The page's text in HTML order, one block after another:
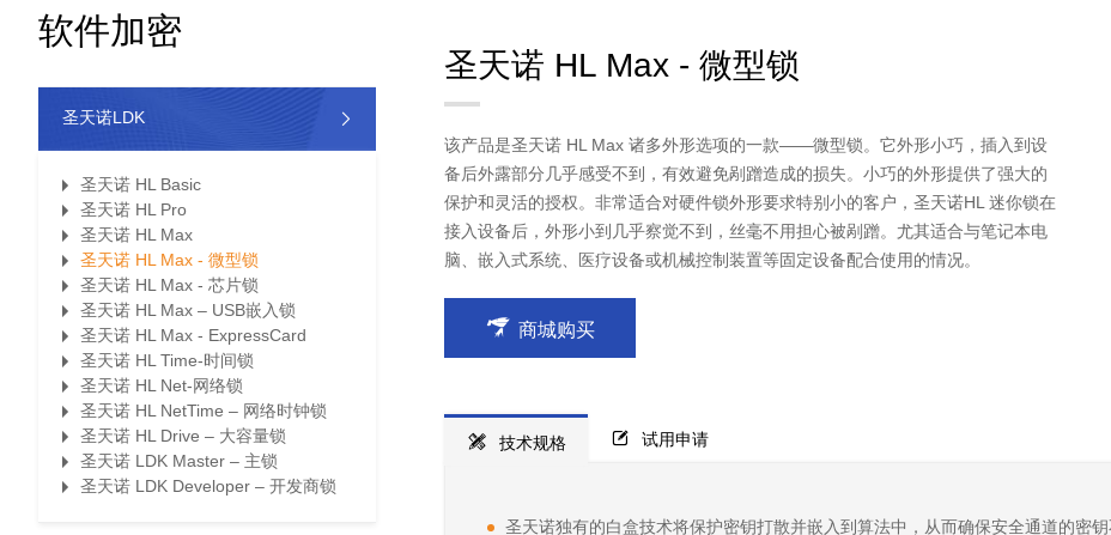
软件加密
圣天诺LDK
圣天诺 HL Basic
圣天诺 HL Pro
圣天诺 HL Max
圣天诺 HL Max - 微型锁
圣天诺 HL Max - 芯片锁
圣天诺 HL Max – USB嵌入锁
圣天诺 HL Max - ExpressCard
圣天诺 HL Time-时间锁
圣天诺 HL Net-网络锁
圣天诺 HL NetTime – 网络时钟锁
圣天诺 HL Drive – 大容量锁
圣天诺 LDK Master – 主锁
圣天诺 LDK Developer – 开发商锁
圣天诺 HL Max - 微型锁
该产品是圣天诺 HL Max 诸多外形选项的一款——微型锁。它外形小巧，插入到设
备后外露部分几乎感受不到，有效避免剐蹭造成的损失。小巧的外形提供了强大的
保护和灵活的授权。非常适合对硬件锁外形要求特别小的客户，圣天诺HL 迷你锁在
接入设备后，外形小到几乎察觉不到，丝毫不用担心被剐蹭。尤其适合与笔记本电
脑、嵌入式系统、医疗设备或机械控制装置等固定设备配合使用的情况。
商城购买
技术规格
圣天诺独有的白盒技术将保护密钥打散并嵌入到算法中，从而确保安全通道的密
试用申请